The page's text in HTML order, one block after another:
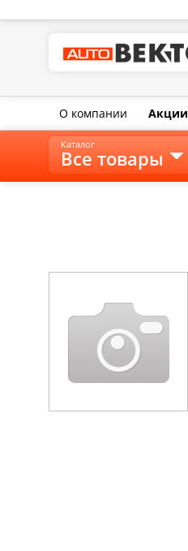
О компании Акции
Каталог
Все товары